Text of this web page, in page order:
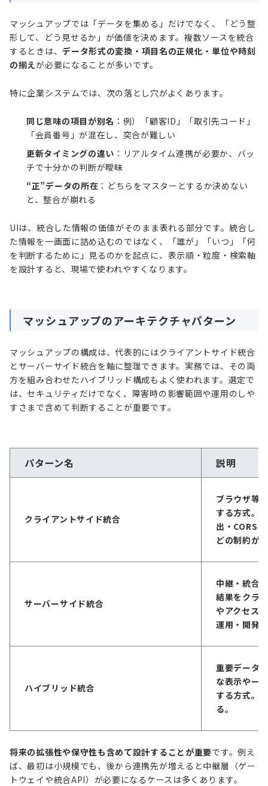
マッシュアップでは「データを集める」だけでなく、「どう整
形して、どう見せるか」が価値を決めます。複数ソースを統合
するときは、データ形式の変換・項目名の正規化・単位や時刻
の揃えが必要になることが多いです。
特に企業システムでは、次の落とし穴がよくあります。
同じ意味の項目が別名 ：例）「顧客ID」「取引先コード」
「会員番号」が混在し、突合が難しい
更新タイミングの違い ：リアルタイム連携が必要か、バッ
チで十分かの判断が曖昧
“正”データの所在 ：どちらをマスターとするか決めない
と、整合が崩れる
UIは、統合した情報の価値がそのまま表れる部分です。統合し
た情報を一画面に詰め込むのではなく、「誰が」「いつ」「何
を判断するために」見るのかを起点に、表示順・粒度・検索軸
を設計すると、現場で使われやすくなります。
マッシュアップのアーキテクチャパターン
マッシュアップの構成は、代表的にはクライアントサイド統合
とサーバーサイド統合を軸に整理できます。実務では、その両
方を組み合わせたハイブリッド構成もよく使われます。選定で
は、セキュリティだけでなく、障害時の影響範囲や運用のしや
すさまで含めて判断することが重要です。
パターン名 説明
クライアントサイド統合
ブラウザ等
する方式。
出・CORS
どの制約が
サーバーサイド統合
中継・統合
結果をクラ
やアクセス
運用・開発
ハイブリッド統合
重要データ
な表示や一
する方式。
る。
将来の拡張性や保守性も含めて設計することが重要です。例え
ば、最初は小規模でも、後から連携先が増えると中継層（ゲー
トウェイや統合API）が必要になるケースは多くあります。